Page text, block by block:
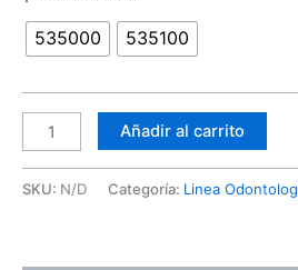
535000 535100
Añadir al carrito
SKU: N/D Categoría: Linea